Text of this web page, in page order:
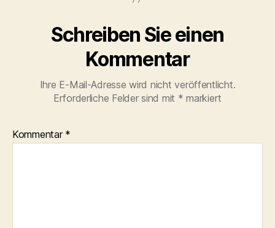
Schreiben Sie einen
Kommentar
Ihre E-Mail-Adresse wird nicht veröffentlicht.
Erforderliche Felder sind mit * markiert
Kommentar *